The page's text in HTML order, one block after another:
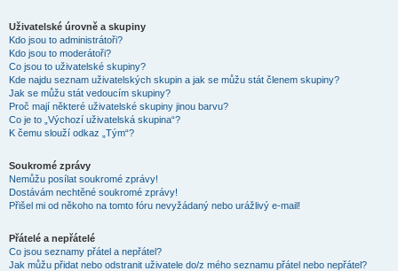
Uživatelské úrovně a skupiny
Kdo jsou to administrátoři?
Kdo jsou to moderátoři?
Co jsou to uživatelské skupiny?
Kde najdu seznam uživatelských skupin a jak se můžu stát členem skupiny?
Jak se můžu stát vedoucím skupiny?
Proč mají některé uživatelské skupiny jinou barvu?
Co je to „Výchozí uživatelská skupina“?
K čemu slouží odkaz „Tým“?
Soukromé zprávy
Nemůžu posílat soukromé zprávy!
Dostávám nechtěné soukromé zprávy!
Přišel mi od někoho na tomto fóru nevyžádaný nebo urážlivý e-mail!
Přátelé a nepřátelé
Co jsou seznamy přátel a nepřátel?
Jak můžu přidat nebo odstranit uživatele do/z mého seznamu přátel nebo nepřátel?